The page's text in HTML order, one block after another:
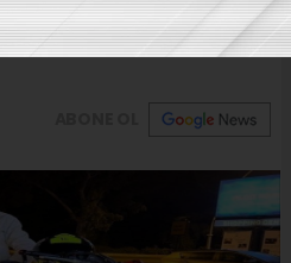
kazada hayatını